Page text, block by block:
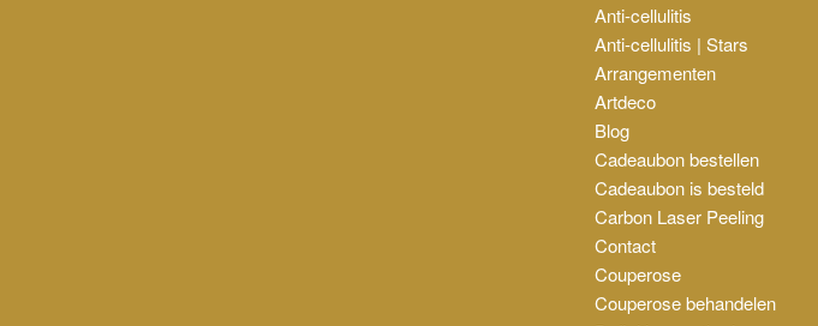
Anti-cellulitis
Anti-cellulitis | Stars
Arrangementen
Artdeco
Blog
Cadeaubon bestellen
Cadeaubon is besteld
Carbon Laser Peeling
Contact
Couperose
Couperose behandelen